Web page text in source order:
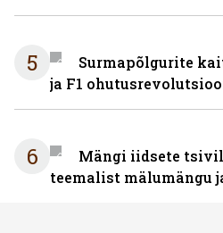
5
Surmapõlgurite
ja F1
6
Mängi iidsete
teemalist mälumängu